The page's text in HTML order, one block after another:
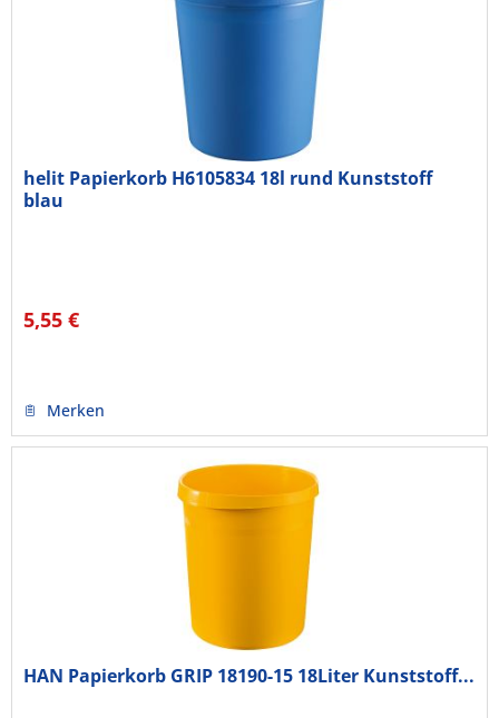
helit Papierkorb H6105834 18l rund Kunststoff
blau
5,55 €
Merken
HAN Papierkorb GRIP 18190-15 18Liter Kunststoff...